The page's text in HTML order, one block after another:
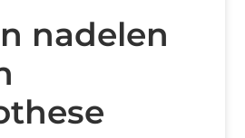
nadelen